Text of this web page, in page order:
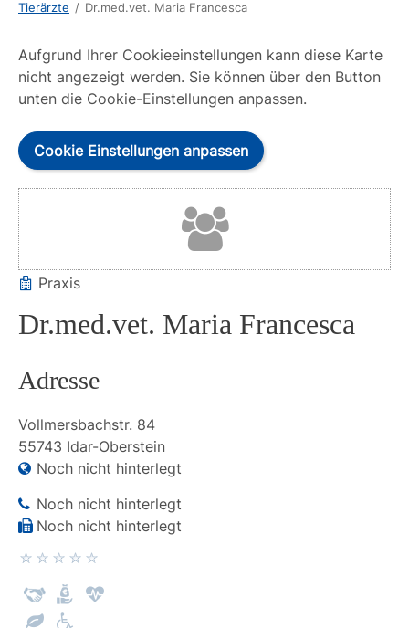
Tierärzte / Dr.med.vet. Maria Francesca
Aufgrund Ihrer Cookieeinstellungen kann diese Karte
nicht angezeigt werden. Sie können über den Button
unten die Cookie-Einstellungen anpassen.
Cookie Einstellungen anpassen
Praxis
Dr.med.vet. Maria Francesca
Adresse
Vollmersbachstr. 84
55743 Idar-Oberstein
Noch nicht hinterlegt
Noch nicht hinterlegt
Noch nicht hinterlegt